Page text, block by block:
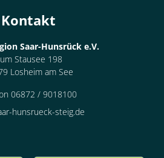
Kontakt
Saar-Hunsrück e.V.
Stausee 198
Losheim am See
06872 / 9018100
hunsrueck-steig.de